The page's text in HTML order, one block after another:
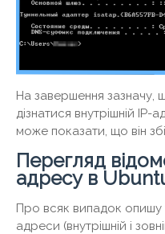
На завершення зазначу,
дізнатися внутрішній
може показати, що він
Перегляд
адресу в
Про всяк випадок опишу
адреси (внутрішній і